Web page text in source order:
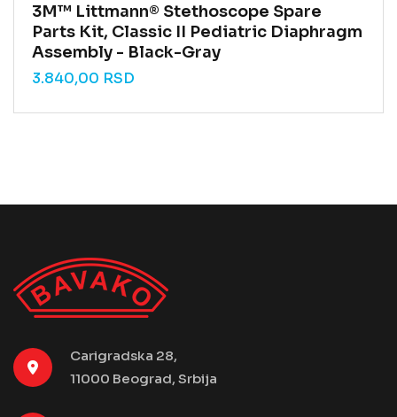
3M™ Littmann® Stethoscope Spare
Parts Kit, Classic II Pediatric Diaphragm
Assembly - Black-Gray
3.840,00 RSD
Carigradska 28,
11000 Beograd, Srbija